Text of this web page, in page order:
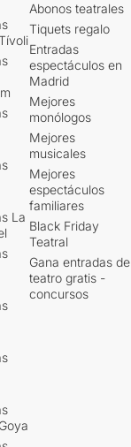
La
Abonos teatrales
Tiquets regalo
Entradas
espectáculos en
Madrid
Mejores
monólogos
Mejores
musicales
Mejores
espectáculos
familiares
Black Friday
Teatral
Gana entradas de
teatro gratis -
concursos